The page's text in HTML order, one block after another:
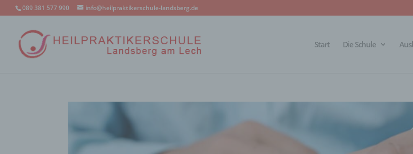
089 381 577 990 info@heilpraktikerschule-landsberg.de
Start Die Schule